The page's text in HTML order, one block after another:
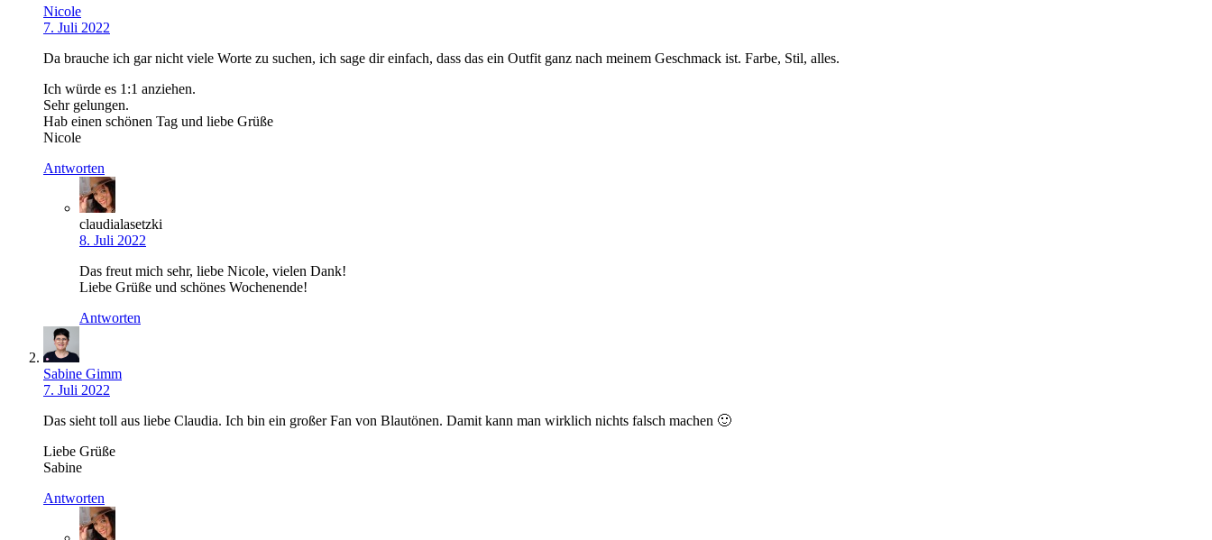
Nicole
7. Juli 2022
Da brauche ich gar nicht viele Worte zu suchen, ich sage dir einfach, dass das ein Outfit ganz nach meinem Geschmack ist. Farbe, Stil, alles.
Ich würde es 1:1 anziehen.
Sehr gelungen.
Hab einen schönen Tag und liebe Grüße
Nicole
Antworten
claudialasetzki
8. Juli 2022
Das freut mich sehr, liebe Nicole, vielen Dank!
Liebe Grüße und schönes Wochenende!
Antworten
Sabine Gimm
7. Juli 2022
Das sieht toll aus liebe Claudia. Ich bin ein großer Fan von Blautönen. Damit kann man wirklich nichts falsch machen 🙂
Liebe Grüße
Sabine
Antworten